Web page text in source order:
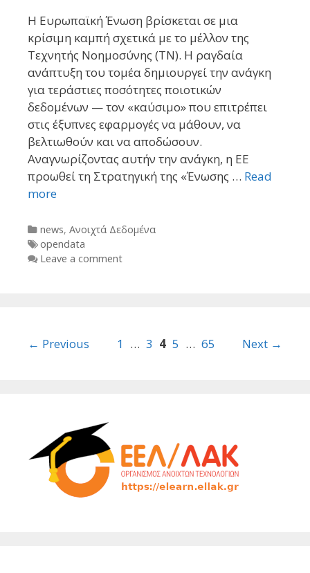
Η Ευρωπαϊκή Ένωση βρίσκεται σε μια
κρίσιμη καμπή σχετικά με το μέλλον της
Τεχνητής Νοημοσύνης (ΤΝ). Η ραγδαία
ανάπτυξη του τομέα δημιουργεί την ανάγκη
για τεράστιες ποσότητες ποιοτικών
δεδομένων — τον «καύσιμο» που επιτρέπει
στις έξυπνες εφαρμογές να μάθουν, να
βελτιωθούν και να αποδώσουν.
Αναγνωρίζοντας αυτήν την ανάγκη, η ΕΕ
προωθεί τη Στρατηγική της «Ένωσης … Read
more
Categories
news, Ανοιχτά Δεδομένα
Tags
opendata
Leave a comment
Post
← Previous 1 … 3 4 5 … 65 Next →